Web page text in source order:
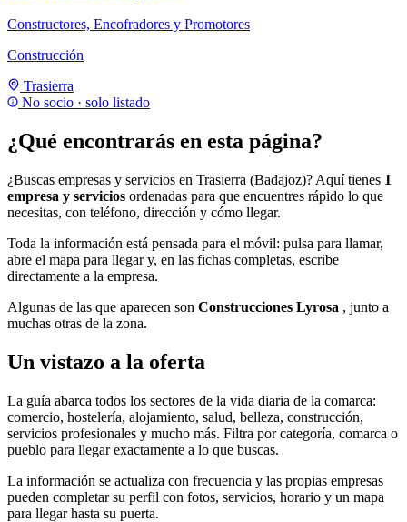
Constructores, Encofradores y Promotores
Construcción
Trasierra
No socio · solo listado
¿Qué encontrarás en esta página?
¿Buscas empresas y servicios en Trasierra (Badajoz)? Aquí tienes 1
empresa y servicios ordenadas para que encuentres rápido lo que
necesitas, con teléfono, dirección y cómo llegar.
Toda la información está pensada para el móvil: pulsa para llamar,
abre el mapa para llegar y, en las fichas completas, escribe
directamente a la empresa.
Algunas de las que aparecen son Construcciones Lyrosa , junto a
muchas otras de la zona.
Un vistazo a la oferta
La guía abarca todos los sectores de la vida diaria de la comarca:
comercio, hostelería, alojamiento, salud, belleza, construcción,
servicios profesionales y mucho más. Filtra por categoría, comarca o
pueblo para llegar exactamente a lo que buscas.
La información se actualiza con frecuencia y las propias empresas
pueden completar su perfil con fotos, servicios, horario y un mapa
para llegar hasta su puerta.